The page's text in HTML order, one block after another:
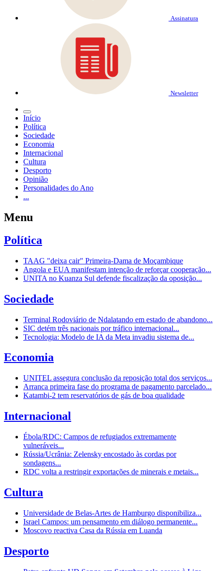
Assinatura
Newsletter
Início
Política
Sociedade
Economia
Internacional
Cultura
Desporto
Opinião
Personalidades do Ano
...
Menu
Política
TAAG "deixa cair" Primeira-Dama de Moçambique
Angola e EUA manifestam intenção de reforçar cooperação...
UNITA no Kuanza Sul defende fiscalização da oposição...
Sociedade
Terminal Rodoviário de Ndalatando em estado de abandono...
SIC detém três nacionais por tráfico internacional...
Tecnologia: Modelo de IA da Meta invadiu sistema de...
Economia
UNITEL assegura conclusão da reposição total dos serviços...
Arranca primeira fase do programa de pagamento parcelado...
Katambi-2 tem reservatórios de gás de boa qualidade
Internacional
Ébola/RDC: Campos de refugiados extremamente
vulneráveis...
Rússia/Ucrânia: Zelensky encostado às cordas por
sondagens...
RDC volta a restringir exportações de minerais e metais...
Cultura
Universidade de Belas-Artes de Hamburgo disponibiliza...
Israel Campos: um pensamento em diálogo permanente...
Moscovo reactiva Casa da Rússia em Luanda
Desporto